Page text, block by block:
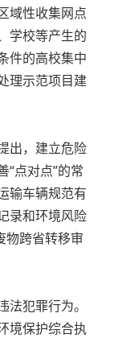
域性收集网点
学校等产生的
件的高校集中
理示范项目建
出，建立危险
“点对点”的常
输车辆规范有
录和环境风险
物跨省转移审
法犯罪行为。
境保护综合执